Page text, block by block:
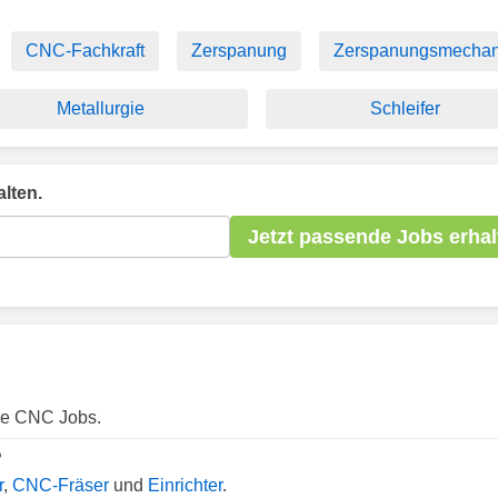
CNC-Fachkraft Zerspanung
Metallurgie Schleifer
Jetzt passende Jobs
CNC Jobs.
, CNC-Fräser und Einrichter.